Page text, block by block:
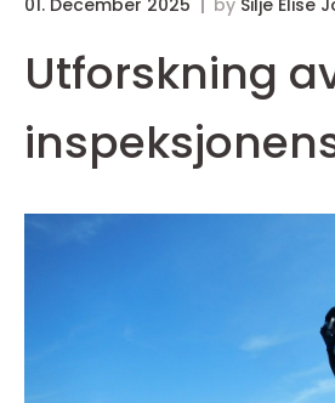
01. December 2025 by Silje Elise
Utforskning